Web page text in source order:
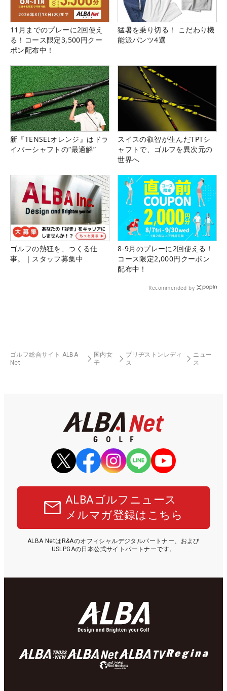
11月までのプレーに2回使え
る！コース限定3,500円クー
ポン配布中！
猛暑を乗り切る！ こだわり機
能派パンツ4選
新『TENSEIオレンジ』はドラ
イバーシャフトの“最適解”
スイスの叡智が生んだTPTシ
ャフトで、ゴルフを異次元の
世界へ
ゴルフの熱狂を、つくる仕
事。｜スタッフ募集中
8-9月のプレーに2回使える！
コース限定2,000円クーポン
配布中！
Recommended by
ゴルフ総合サイト ALBA
Net
国内女
子
ブリヂストンレディ
ス
ニュー
ス
ALBAゴルフニュース
メルマガ登録はこちら
ALBA NetはR&Aのオフィシャルデジタルパートナー、および
USLPGAの日本公式サイトパートナーです。